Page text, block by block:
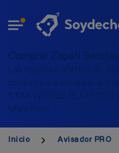
Comprar Zapati
Las mejores ofertas de
chollos para comprar al
STAR WEDGE
Ultra Flow
Inicio Avisador PRO